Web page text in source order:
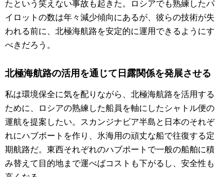
たという笑えない事故も起きた。ロシアでも熟練したパ
イロットの数は年々減少傾向にあるが、彼らの技術が失
われる前に、北極海航路を安定的に運用できるようにす
べきだろう。
北極海航路の活用を通じて日露関係を発展させる
私は環境保全に気を配りながら、北極海航路を活用する
ために、ロシアの熟練した船員を軸にしたシャトル便の
運航を提案したい。スカンジナビア半島と日本のそれぞ
れにハブポートを作り、氷海用の頑丈な船で往復する定
期航路だ。東西それぞれのハブポートで一般の船舶に積
み替えて目的地まで運べばコストも下がるし、安全性も